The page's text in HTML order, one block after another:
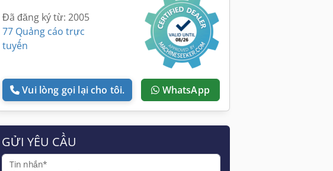
Đã đăng ký từ: 2005
77 Quảng cáo trực
tuyến
Vui lòng gọi lại cho tôi. WhatsApp
GỬI YÊU CẦU
Tin nhắn*